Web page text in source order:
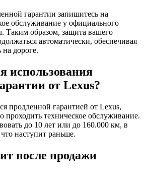
гарантии запишитесь на
обслуживание у официального
Таким образом, защита вашего
автоматически, обеспечивая
дороге.
использования
от Lexus?
продленной гарантией от Lexus,
проходить техническое обслуживание.
до 10 лет или до 160.000 км, в
наступит раньше.
после продажи